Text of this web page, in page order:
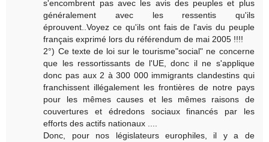
s'encombrent pas avec les avis des peuples et plus
généralement avec les ressentis qu'ils
éprouvent..Voyez ce qu'ils ont fais de l'avis du peuple
français exprimé lors du référendum de mai 2005 !!!!
2°) Ce texte de loi sur le tourisme"social" ne concerne
que les ressortissants de l'UE, donc il ne s'applique
donc pas aux 2 à 300 000 immigrants clandestins qui
franchissent illégalement les frontières de notre pays
pour les mêmes causes et les mêmes raisons de
couvertures et édredons sociaux financés par les
efforts des actifs nationaux ....
Donc, pour nos législateurs europhiles, il y a de